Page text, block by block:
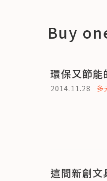
Buy
環保又節能
2014.11.28 多
這間新創文